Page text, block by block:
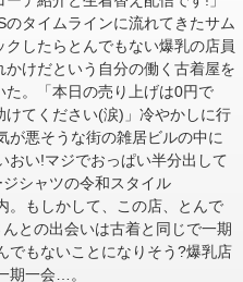
のタイムラインに流れてきたサム
クしたらとんでもない爆乳の店員
かけだという自分の働く古着屋を
た。「本日の売り上げは0円で
けてください(涙)」冷やかしに行
が悪そうな街の雑居ビルの中に
おい!マジでおっぱい半分出して
シャツの令和スタイル
。もしかして、この店、とんで
との出会いは古着と同じで一期
もないことになりそう?爆乳店
期一会…。